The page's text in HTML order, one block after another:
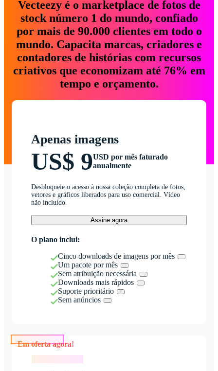
Vecteezy é o marketplace de fotos de
stock número 1 do mundo, confiado
por mais de 90.000 clientes em todo o
mundo. Capacita marcas, criadores e
contadores de histórias com recursos
criativos que economizam até 76% em
tempo e orçamento.
Apenas imagens
US$ 9USD por mês faturado
anualmente
Desbloqueie o acesso à nossa coleção completa de fotos,
vetores e gráficos liberados para uso comercial. Vídeo
não incluído.
Assine agora
O plano inclui:
Cinco downloads de imagens por mês
Um pacote por mês
Sem atribuição necessária
Downloads mais rápidos
Suporte prioritário
Sem anúncios